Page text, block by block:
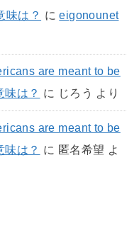
味は？ にeigonounet
are meant to be
は？ に じろう より
are meant to be
は？ に 匿名希望 よ